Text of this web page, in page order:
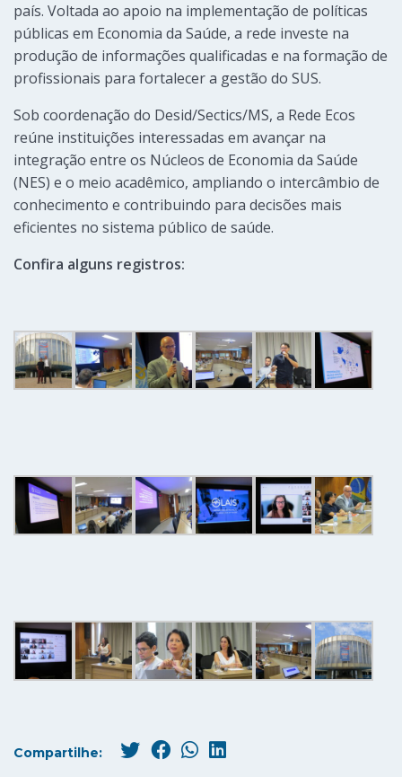
país. Voltada ao apoio na implementação de políticas
públicas em Economia da Saúde, a rede investe na
produção de informações qualificadas e na formação de
profissionais para fortalecer a gestão do SUS.
Sob coordenação do Desid/Sectics/MS, a Rede Ecos
reúne instituições interessadas em avançar na
integração entre os Núcleos de Economia da Saúde
(NES) e o meio acadêmico, ampliando o intercâmbio de
conhecimento e contribuindo para decisões mais
eficientes no sistema público de saúde.
Confira alguns registros:
Compartilhe: